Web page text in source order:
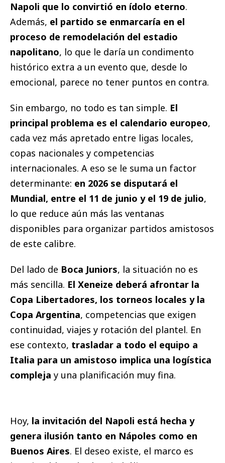
Napoli que lo convirtió en ídolo eterno.
Además, el partido se enmarcaría en el
proceso de remodelación del estadio
napolitano, lo que le daría un condimento
histórico extra a un evento que, desde lo
emocional, parece no tener puntos en contra.
Sin embargo, no todo es tan simple. El
principal problema es el calendario europeo,
cada vez más apretado entre ligas locales,
copas nacionales y competencias
internacionales. A eso se le suma un factor
determinante: en 2026 se disputará el
Mundial, entre el 11 de junio y el 19 de julio,
lo que reduce aún más las ventanas
disponibles para organizar partidos amistosos
de este calibre.
Del lado de Boca Juniors, la situación no es
más sencilla. El Xeneize deberá afrontar la
Copa Libertadores, los torneos locales y la
Copa Argentina, competencias que exigen
continuidad, viajes y rotación del plantel. En
ese contexto, trasladar a todo el equipo a
Italia para un amistoso implica una logística
compleja y una planificación muy fina.
Hoy, la invitación del Napoli está hecha y
genera ilusión tanto en Nápoles como en
Buenos Aires. El deseo existe, el marco es